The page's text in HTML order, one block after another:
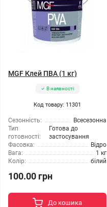
MGF Клей ПВА (1 кг)
В наявності
Код товару: 11301
Сезонність:
Всесезонна
Тип
готовності:
Готова до
застосування
Фасовка:
Відро
Вага:
1 кг
Колір:
білий
100.00 грн
До кошика